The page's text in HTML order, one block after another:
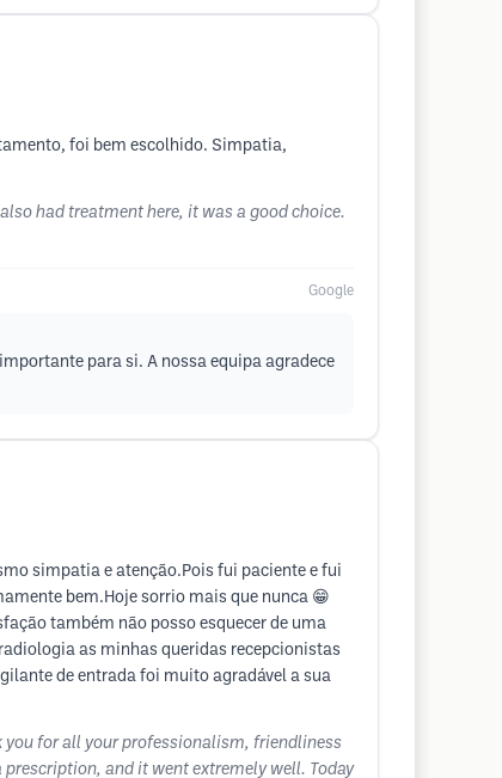
foi bem escolhido. Simpatia,
had treatment here, it was a good choice.
Google
para si. A nossa equipa agradece
simpatia e atenção.Pois fui paciente e fui
bem.Hoje sorrio mais que nunca 😁
também não posso esquecer de uma
as minhas queridas recepcionistas
de entrada foi muito agradável a sua
you for all your professionalism, friendliness
and it went extremely well. Today